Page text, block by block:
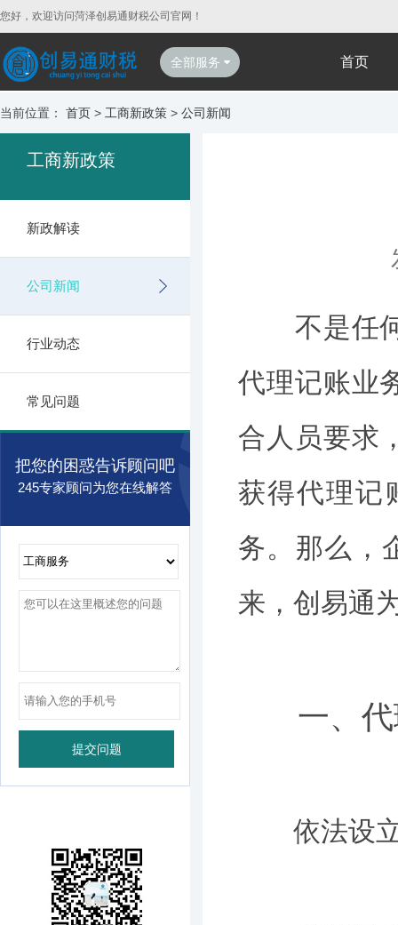
您好，欢迎访问菏泽创易通财税公司官网！
全部服务 首页
当前位置： 首页 > 工商新政策 > 公司新闻
工商新政策
新政解读
公司新闻
行业动态
常见问题
把您的困惑告诉顾问吧
245专家顾问为您在线解答
不是任何
代理记账业
合人员要求
获得代理记
务。那么，
来，创易通
一、代
依法设立